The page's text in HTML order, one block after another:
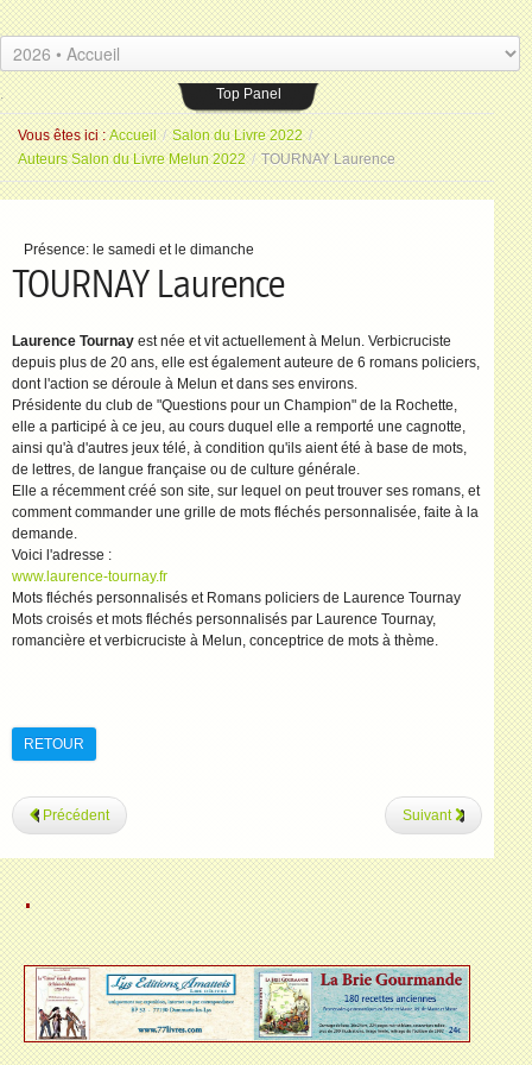
.
.
Les Amis du livre
Espace Saint-Jean
Top Panel
Vous êtes ici : Accueil / Salon du Livre 2022 /
Auteurs Salon du Livre Melun 2022 / TOURNAY Laurence
Présence: le samedi et le dimanche
TOURNAY Laurence
Laurence Tournay est née et vit actuellement à Melun. Verbicruciste
depuis plus de 20 ans, elle est également auteure de 6 romans policiers,
dont l'action se déroule à Melun et dans ses environs.
Présidente du club de "Questions pour un Champion" de la Rochette,
elle a participé à ce jeu, au cours duquel elle a remporté une cagnotte,
ainsi qu'à d'autres jeux télé, à condition qu'ils aient été à base de mots,
de lettres, de langue française ou de culture générale.
Elle a récemment créé son site, sur lequel on peut trouver ses romans, et
comment commander une grille de mots fléchés personnalisée, faite à la
demande.
Voici l'adresse :
www.laurence-tournay.fr
Mots fléchés personnalisés et Romans policiers de Laurence Tournay
Mots croisés et mots fléchés personnalisés par Laurence Tournay,
romancière et verbicruciste à Melun, conceptrice de mots à thème.
RETOUR
Précédent Suivant
.